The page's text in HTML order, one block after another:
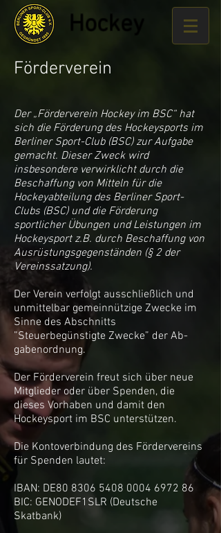
Hockey
Förderverein
Der „Förderverein Hockey im BSC“ hat
sich die Förderung des Hockeysports im
Berliner Sport-Club (BSC) zur Aufgabe
gemacht. Dieser Zweck wird
insbesondere verwirklicht durch die
Beschaffung von Mitteln für die
Hockeyabteilung des Berliner Sport-
Clubs (BSC) und die Förderung
sportlicher Übungen und Leistun­gen im
Hockeysport z.B. durch Beschaffung von
Ausrüstungsgegen­ständen (§ 2 der
Vereinssatzung).
Der Verein verfolgt ausschließlich und
unmittelbar gemeinnützige Zwecke im
Sinne des Abschnitts
”Steuerbegünstigte Zwecke” der Ab­
gabenordnung.
Der Förderverein freut sich über neue
Mitglieder oder über Spenden, die
dieses Vorhaben und damit den
Hockeysport im BSC unterstützen.
Die Kontoverbindung des Fördervereins
für Spenden lautet:
IBAN: DE80 8306 5408 0004 6972 86
BIC: GENODEF1SLR (Deutsche
Skatbank)